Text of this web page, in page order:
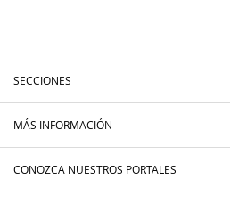
SECCIONES
MÁS INFORMACIÓN
CONOZCA NUESTROS PORTALES